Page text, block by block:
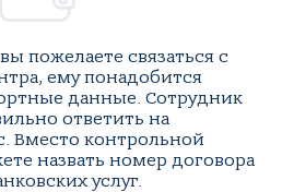
пожелаете связаться с
ему понадобится
данные. Сотрудник
ответить на
Вместо контрольной
назвать номер договора
услуг.